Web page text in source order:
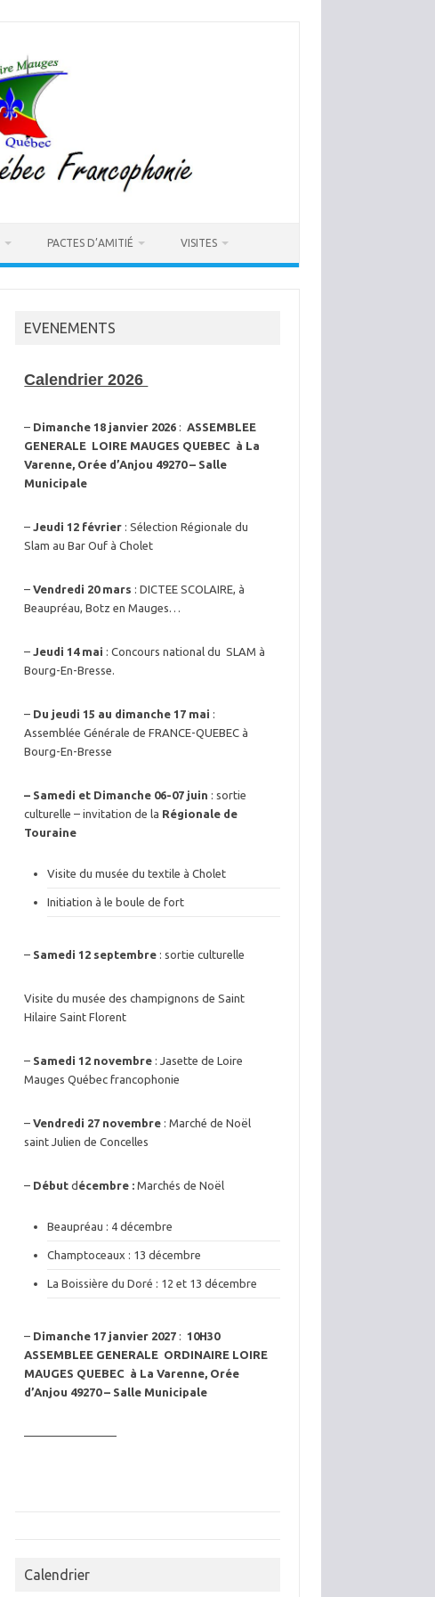
PACTES D’AMITIÉ VISITES
EVENEMENTS
Calendrier 2026
– Dimanche 18 janvier 2026 :ASSEMBLEE
GENERALE LOIRE MAUGES QUEBEC à La
Varenne, Orée d’Anjou 49270 – Salle
Municipale
–Jeudi 12 février : Sélection Régionale du
Slam au Bar Ouf à Cholet
–Vendredi 20 mars : DICTEE SCOLAIRE, à
Beaupréau, Botz en Mauges…
–Jeudi 14 mai : Concours national du SLAM à
Bourg-En-Bresse.
– Du jeudi 15 au dimanche 17 mai :
Assemblée Générale de FRANCE-QUEBEC à
Bourg-En-Bresse
– Samedi et Dimanche 06-07 juin : sortie
culturelle – invitation de la Régionale de
Touraine
Visite du musée du textile à Cholet
Initiation à le boule de fort
– Samedi 12 septembre : sortie culturelle
Visite du musée des champignons de Saint
Hilaire Saint Florent
– Samedi 12 novembre : Jasette de Loire
Mauges Québec francophonie
–Vendredi 27 novembre : Marché de Noël
saint Julien de Concelles
– Début d écembre :Marchés de Noël
Beaupréau : 4 décembre
Champtoceaux : 13 décembre
La Boissière du Doré : 12 et 13 décembre
– Dimanche 17 janvier 2027 :10H30
ASSEMBLEE GENERALE ORDINAIRE LOIRE
MAUGES QUEBEC à La Varenne, Orée
d’Anjou 49270 – Salle Municipale
————————
Calendrier